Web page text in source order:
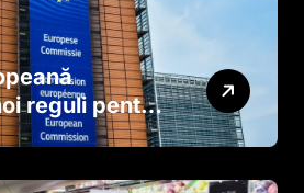
reguli pentru
electronice